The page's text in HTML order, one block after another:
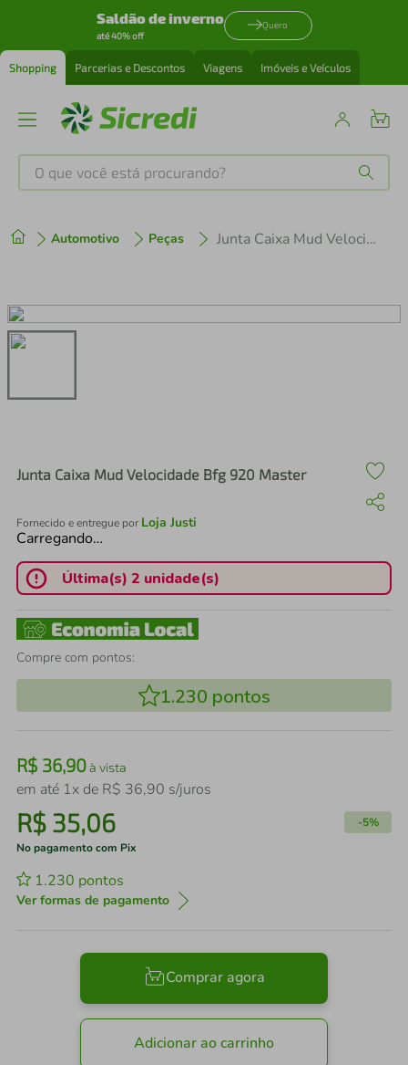
Saldão de inverno
até 40% off
Quero
Shopping Parcerias e Descontos Viagens Imóveis e Veículos
O que você está procurando?
Automotivo Peças Junta Caixa Mud Velocidade Bfg 920 Master
Junta Caixa Mud Velocidade Bfg 920 Master
Fornecido e entregue por Loja Justi
Carregando…
Última(s) 2 unidade(s)
Compre com pontos:
1.230 pontos
R$ 36,90à vista
em até 1x de R$ 36,90 s/juros
R$ 35,06 -5%
No pagamento com Pix
1.230 pontos
Ver formas de pagamento
Comprar agora
Adicionar ao carrinho
2º cafeteira